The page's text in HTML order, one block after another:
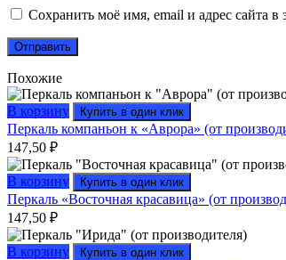
Сохранить моё имя, email и адрес сайта
Похожие
В корзину Купить в один клик
Перкаль компаньон к «Аврора» (от
147,50 ₽
В корзину Купить в один клик
Перкаль «Восточная красавица» (от
147,50 ₽
В корзину Купить в один клик